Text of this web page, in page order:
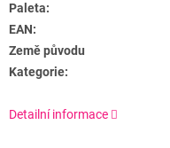
Paleta:
EAN:
Země původu
Kategorie:
Detailní informace